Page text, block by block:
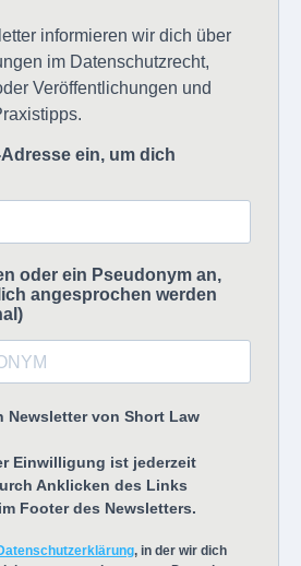
informieren wir dich über
im Datenschutzrecht,
Veröffentlichungen und
ein, um dich
oder ein Pseudonym an,
angesprochen werden
Newsletter von Short Law
Einwilligung ist jederzeit
Anklicken des Links
Footer des Newsletters.
, in der wir dich